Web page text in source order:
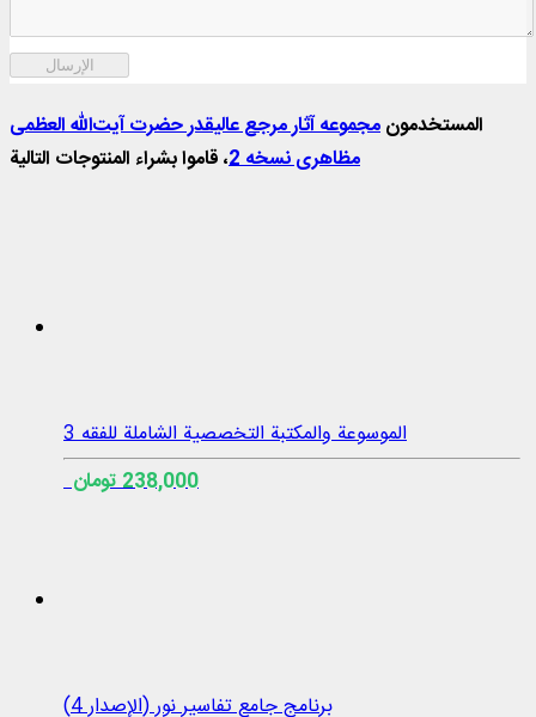
الإرسال
المستخدمونمجموعه آثار مرجع عالیقدر حضرت آیت‌الله العظمی
مظاهری نسخه 2 ، قاموا بشراء المنتوجات التالية
الموسوعة والمكتبة التخصصية الشاملة للفقه 3
238,000 تومان
برنامج جامع تفاسير نور (الإصدار 4)